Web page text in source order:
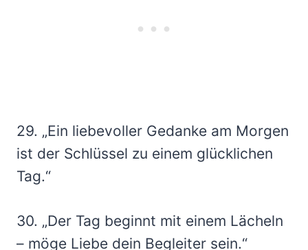
29. „Ein liebevoller Gedanke am Morgen
ist der Schlüssel zu einem glücklichen
Tag.“
30. „Der Tag beginnt mit einem Lächeln
– möge Liebe dein Begleiter sein.“